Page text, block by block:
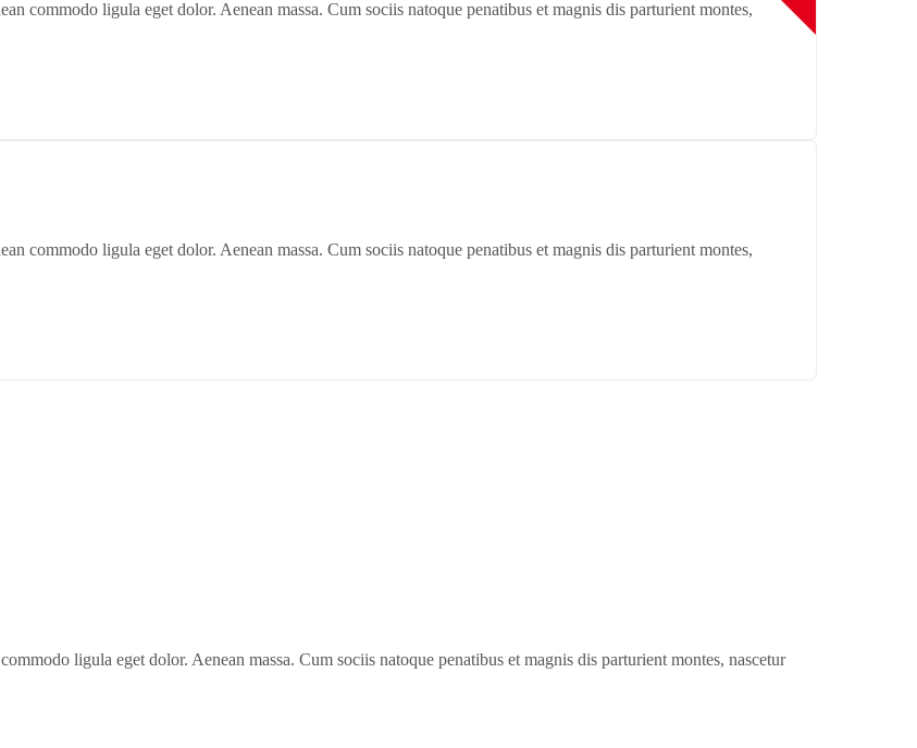
commodo ligula eget dolor. Aenean massa. Cum sociis natoque penatibus et magnis dis parturient montes,
commodo ligula eget dolor. Aenean massa. Cum sociis natoque penatibus et magnis dis parturient montes,
ligula eget dolor. Aenean massa. Cum sociis natoque penatibus et magnis dis parturient montes, nascetur